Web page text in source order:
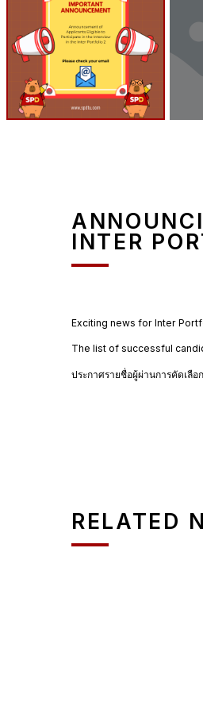
INTER
Exciting news for Inter
The list of successful
ประกาศรายชื่อผู้ผ่านการคัดเลื
RELATED